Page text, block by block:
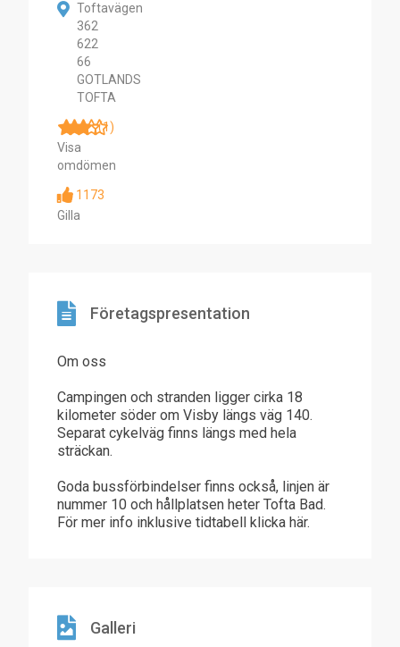
Toftavägen
362
622
66
GOTLANDS
TOFTA
(1)
Visa
omdömen
1173
Gilla
Företagspresentation
Om oss
Campingen och stranden ligger cirka 18
kilometer söder om Visby längs väg 140.
Separat cykelväg finns längs med hela
sträckan.
Goda bussförbindelser finns också, linjen är
nummer 10 och hållplatsen heter Tofta Bad.
För mer info inklusive tidtabell klicka här.
Galleri